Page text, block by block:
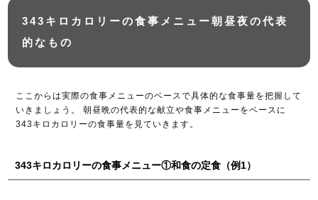
343キロカロリーの食事メニュー朝昼夜の代表
的なもの
ここからは実際の食事メニューのベースで具体的な食事量を把握して
いきましょう。 朝昼晩の代表的な献立や食事メニューをベースに
343キロカロリーの食事量を見ていきます。
343キロカロリーの食事メニュー①和食の定食（例1）